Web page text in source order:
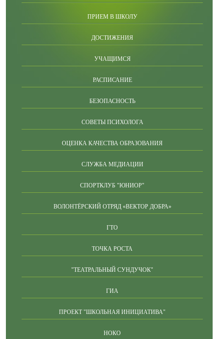
ПРИЕМ В ШКОЛУ
ДОСТИЖЕНИЯ
УЧАЩИМСЯ
РАСПИСАНИЕ
БЕЗОПАСНОСТЬ
СОВЕТЫ ПСИХОЛОГА
ОЦЕНКА КАЧЕСТВА ОБРАЗОВАНИЯ
СЛУЖБА МЕДИАЦИИ
СПОРТКЛУБ "ЮНИОР"
ВОЛОНТЁРСКИЙ ОТРЯД «ВЕКТОР ДОБРА»
ГТО
ТОЧКА РОСТА
"ТЕАТРАЛЬНЫЙ СУНДУЧОК"
ГИА
ПРОЕКТ "ШКОЛЬНАЯ ИНИЦИАТИВА"
НОКО